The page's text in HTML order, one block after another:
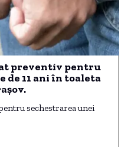
preventiv pentru
de 11 ani în toaleta
sechestrarea unei